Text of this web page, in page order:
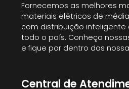
Fornecemos as melhores
materiais elétricos de
com distribuição inteligente
todo o país. Conheça
e fique por dentro das
Central de